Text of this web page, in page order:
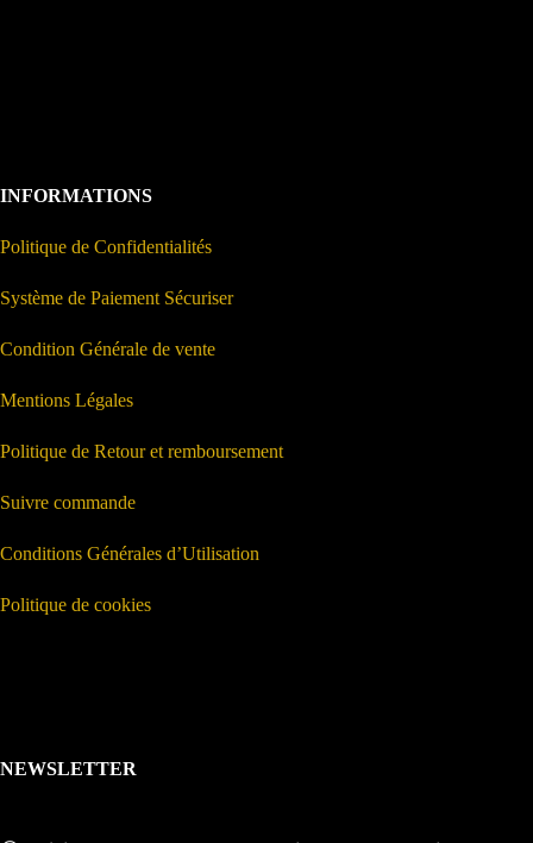
INFORMATIONS
Politique de Confidentialités
Système de Paiement Sécuriser
Condition Générale de vente
Mentions Légales
Politique de Retour et remboursement
Suivre commande
Conditions Générales d’Utilisation
Politique de cookies
NEWSLETTER